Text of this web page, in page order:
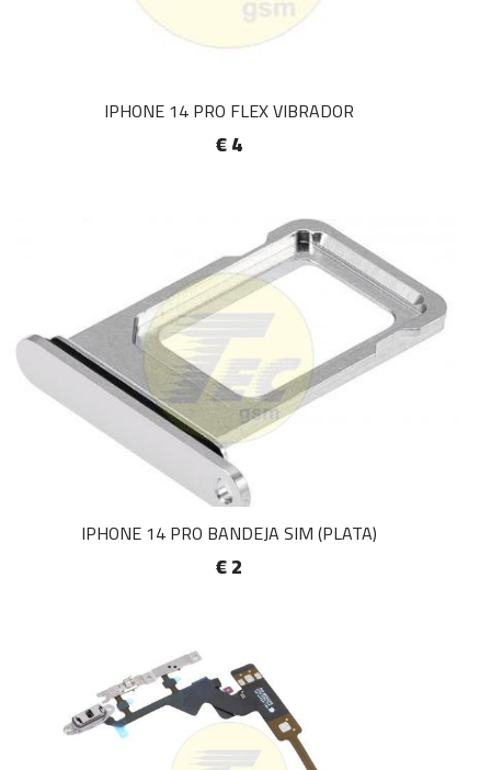
IPHONE 14 PRO FLEX VIBRADOR
€ 4
IPHONE 14 PRO BANDEJA SIM (PLATA)
€ 2